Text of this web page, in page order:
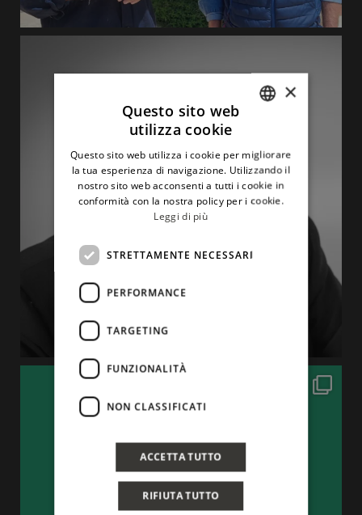
ENGLISH
×
Questo sito web
utilizza cookie
Questo sito web utilizza i cookie per migliorare
la tua esperienza di navigazione. Utilizzando il
nostro sito web acconsenti a tutti i cookie in
conformità con la nostra policy per i cookie.
Leggi di più
STRETTAMENTE NECESSARI
PERFORMANCE
TARGETING
FUNZIONALITÀ
NON CLASSIFICATI
ACCETTA TUTTO
RIFIUTA TUTTO